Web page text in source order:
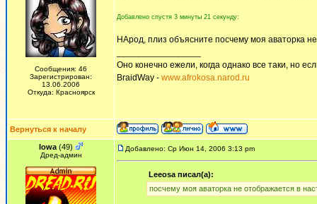
Сообщения: 46
Зарегистрирован:
13.06.2006
Откуда: Красноярск
Добавлено спустя 3 минуты 21 секунду:
НАрод, плиз объясните посчему моя аваторка
Оно конечно ежели, когда однако все таки, но
BraidWay - www.afrokosa.narod.ru
Вернуться к началу
Iowa (49)
Дред-админ
Добавлено: Ср Июн 14, 2006 3:13 pm
Leeosa писал(а):
посчему моя аваторка не отображается в